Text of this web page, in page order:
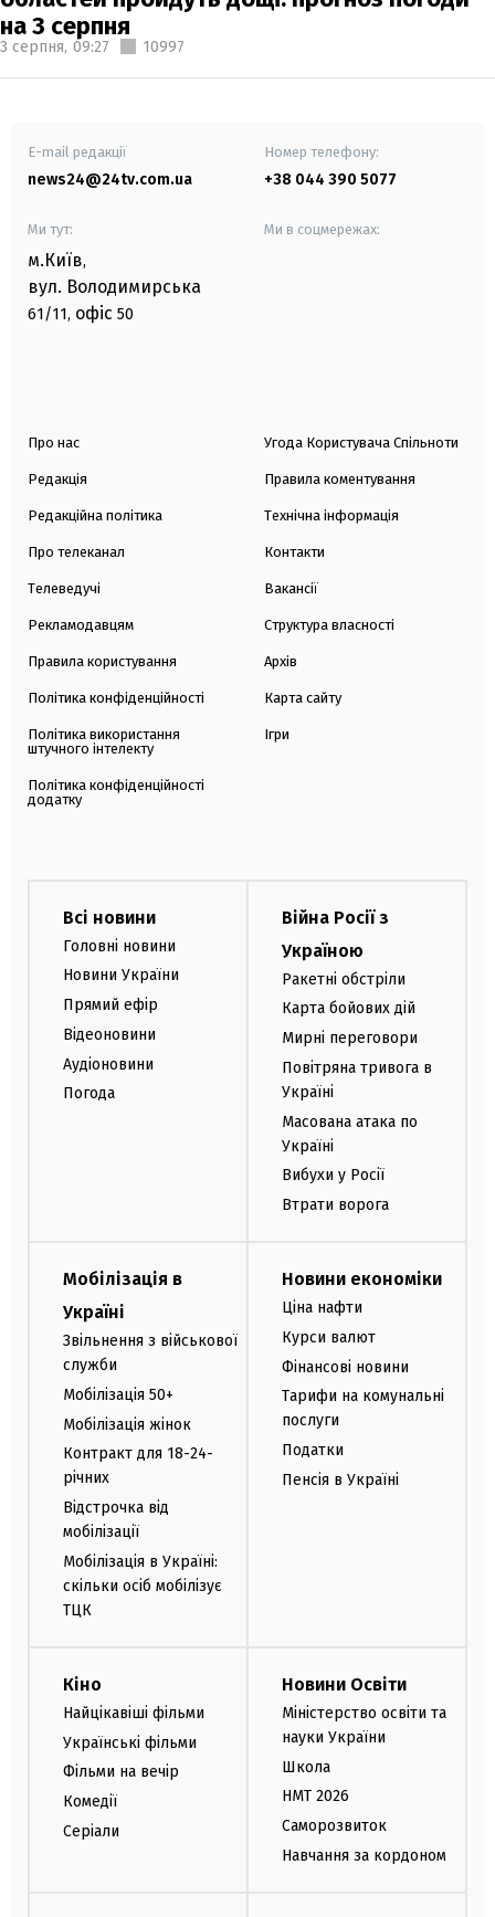
на 3 серпня
3 серпня, 09:27 10997
E-mail редакції
news24@24tv.com.ua
Номер телефону:
+38 044 390 5077
Ми тут:
м.Київ,
вул. Володимирська
61/11, офіс 50
Ми в соцмережах:
Про нас
Редакція
Редакційна політика
Про телеканал
Телеведучі
Рекламодавцям
Правила користування
Політика конфіденційності
Політика використання
штучного інтелекту
Політика конфіденційності
додатку
Угода Користувача Спільноти
Правила коментування
Технічна інформація
Контакти
Вакансії
Структура власності
Архів
Карта сайту
Ігри
Всі новини
Головні новини
Новини України
Прямий ефір
Відеоновини
Аудіоновини
Погода
Війна Росії з
Україною
Ракетні обстріли
Карта бойових дій
Мирні переговори
Повітряна тривога в
Україні
Масована атака по
Україні
Вибухи у Росії
Втрати ворога
Мобілізація в
Україні
Звільнення з військової
служби
Мобілізація 50+
Мобілізація жінок
Контракт для 18-24-
річних
Відстрочка від
мобілізації
Мобілізація в Україні:
скільки осіб мобілізує
ТЦК
Новини економіки
Ціна нафти
Курси валют
Фінансові новини
Тарифи на комунальні
послуги
Податки
Пенсія в Україні
Кіно
Найцікавіші фільми
Українські фільми
Фільми на вечір
Комедії
Серіали
Новини Освіти
Міністерство освіти та
науки України
Школа
НМТ 2026
Саморозвиток
Навчання за кордоном